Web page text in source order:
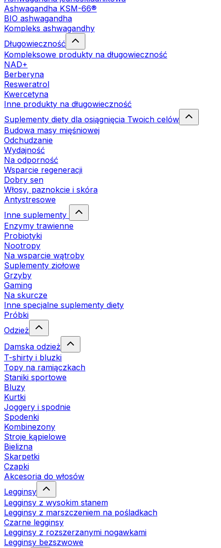
Ashwagandha KSM-66®
BIO ashwagandha
Kompleks ashwagandhy
Długowieczność
Kompleksowe produkty na długowieczność
NAD+
Berberyna
Resweratrol
Kwercetyna
Inne produkty na długowieczność
Suplementy diety dla osiągnięcia Twoich celów
Budowa masy mięśniowej
Odchudzanie
Wydajność
Na odporność
Wsparcie regeneracji
Dobry sen
Włosy, paznokcie i skóra
Antystresowe
Inne suplementy
Enzymy trawienne
Probiotyki
Nootropy
Na wsparcie wątroby
Suplementy ziołowe
Grzyby
Gaming
Na skurcze
Inne specjalne suplementy diety
Próbki
Odzież
Damska odzież
T-shirty i bluzki
Topy na ramiączkach
Staniki sportowe
Bluzy
Kurtki
Joggery i spodnie
Spodenki
Kombinezony
Stroje kąpielowe
Bielizna
Skarpetki
Czapki
Akcesoria do włosów
Legginsy
Legginsy z wysokim stanem
Legginsy z marszczeniem na pośladkach
Czarne legginsy
Legginsy z rozszerzanymi nogawkami
Legginsy bezszwowe